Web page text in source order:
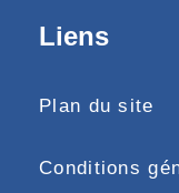
Liens
Plan du site
Conditions